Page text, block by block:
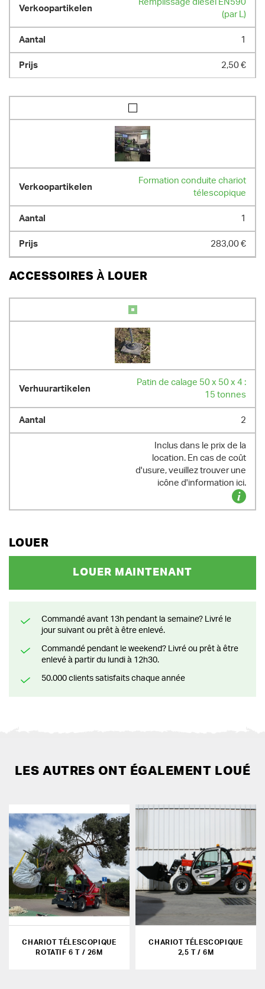
11670.00 kg
Remplissage diesel EN590
(par L)
1
2,50 €
Formation conduite chariot
télescopique
1
283,00 €
ACCESSOIRES À LOUER
Patin de calage 50 x 50 x 4 :
15 tonnes
2
Inclus dans le prix de la
location. En cas de coût
d'usure, veuillez trouver une
icône d'information ici.
LOUER
LOUER MAINTENANT
Commandé avant 13h pendant la semaine? Livré le
jour suivant ou prêt à être enlevé.
Commandé pendant le weekend? Livré ou prêt à être
enlevé à partir du lundi à 12h30.
50.000 clients satisfaits chaque année
LES AUTRES ONT ÉGALEMENT LOUÉ
CHARIOT TÉLESCOPIQUE
ROTATIF 6 T / 26M
CHARIOT TÉLESCOPIQUE
2,5 T / 6M